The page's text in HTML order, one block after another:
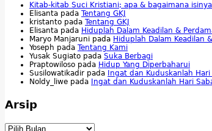
Kitab-kitab Suci Kristiani; apa & bagaimana
Elisanta pada Tentang GKJ
kristanto pada Tentang GKJ
Elisanta pada Hiduplah Dalam Keadilan &
Maryo Manjaruni pada Hiduplah Dalam Keadilan
Yoseph pada Tentang Kami
Yusak Sugiato pada Suka Berbagi
Praptowiloso pada Hidup Yang Diperbaharui
Susilowatikadir pada
Ingat dan Kuduskanlah
Noldy_liwe pada Ingat dan Kuduskanlah Hari
Arsip
Arsip